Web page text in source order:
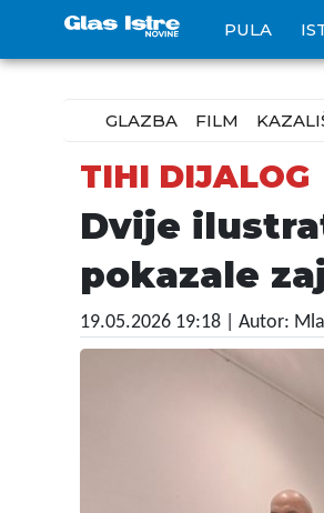
PULA
GLAZBA FILM
TIHI DIJALOG
Dvije
pokazale
19.05.2026 19:18 | Autor: